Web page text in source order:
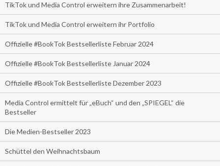
TikTok und Media Control erweitern ihre Zusammenarbeit!
TikTok und Media Control erweitern ihr Portfolio
Offizielle #BookTok Bestsellerliste Februar 2024
Offizielle #BookTok Bestsellerliste Januar 2024
Offizielle #BookTok Bestsellerliste Dezember 2023
Media Control ermittelt für „eBuch“ und den „SPIEGEL“ die
Bestseller
Die Medien-Bestseller 2023
Schüttel den Weihnachtsbaum